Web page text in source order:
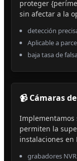
proteger
sin afectar a la
detección
Aplicable a
baja tasa de
📹 Cámaras
Implementamos
permiten la
instalaciones en
grabadores